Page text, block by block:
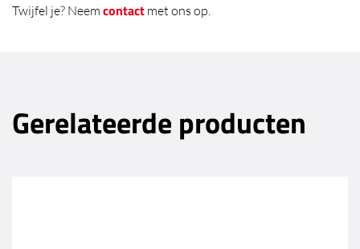
Twijfel je? Neem contact met ons op.
Gerelateerde producten